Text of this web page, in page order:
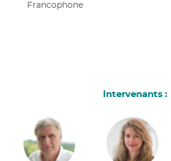
Francophone
Intervenants :